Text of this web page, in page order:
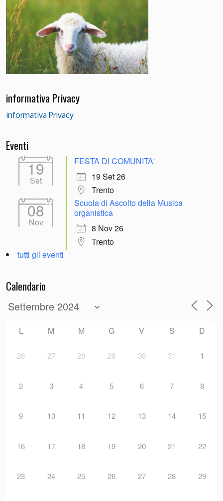
informativa Privacy
informativa Privacy
Eventi
19
Set
FESTA DI COMUNITA'
19 Set 26
Trento
08
Nov
Scuola di Ascolto della Musica
organistica
8 Nov 26
Trento
tutti gli eventi
Calendario
L M M G V S D
26 27 28 29 30 31 1
2 3 4 5 6 7 8
9 10 11 12 13 14 15
16 17 18 19 20 21 22
23 24 25 26 27 28 29